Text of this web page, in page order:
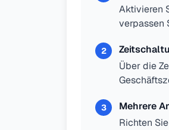
Aktivieren
verpassen
2
Über die
3
Mehrere
Richten